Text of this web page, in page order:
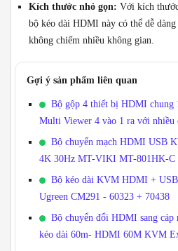
Kích thước nhỏ gọn: Với kích
bộ kéo dài HDMI này có thể dễ
không chiếm nhiều không gian.
Gợi ý sản phẩm liên quan
Bộ gộp 4 thiết bị HDMI chung
Multi Viewer 4 vào 1 ra với nhiều
Bộ chuyển mạch HDMI USB
4K 30Hz MT-VIKI MT-801HK-C
Bộ kéo dài KVM HDMI + USB
Ugreen CM291 - 60323 + 70438
Bộ chuyển đổi HDMI sang
kéo dài 60m- HDMI 60M KVM